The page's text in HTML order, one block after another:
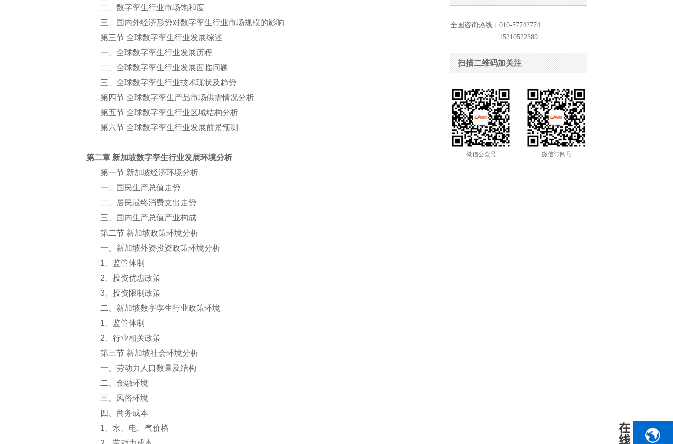
二、数字孪生行业市场饱和度
三、国内外经济形势对数字孪生行业市场规模的影响
第三节 全球数字孪生行业发展综述
一、全球数字孪生行业发展历程
二、全球数字孪生行业发展面临问题
三、全球数字孪生行业技术现状及趋势
第四节 全球数字孪生产品市场供需情况分析
第五节 全球数字孪生行业区域结构分析
第六节 全球数字孪生行业发展前景预测
第二章 新加坡数字孪生行业发展环境分析
第一节 新加坡经济环境分析
一、国民生产总值走势
二、居民最终消费支出走势
三、国内生产总值产业构成
第二节 新加坡政策环境分析
一、新加坡外资投资政策环境分析
1 、监管体制
2 、投资优惠政策
3 、投资限制政策
二、新加坡数字孪生行业政策环境
1 、监管体制
2 、行业相关政策
第三节 新加坡社会环境分析
一、劳动力人口数量及结构
二、金融环境
三、风俗环境
四、商务成本
1 、水、电、气价格
全国咨询热线：010-57742774
15210522389
扫描二维码加关注
微信公众号 微信订阅号